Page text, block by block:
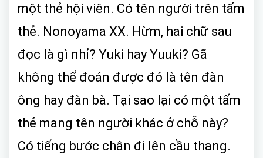
một thẻ hội viên. Có tên người trên tấm
thẻ. Nonoyama XX. Hừm, hai chữ sau
đọc là gì nhỉ? Yuki hay Yuuki? Gã
không thể đoán được đó là tên đàn
ông hay đàn bà. Tại sao lại có một tấm
thẻ mang tên người khác ở chỗ này?
Có tiếng bước chân đi lên cầu thang.